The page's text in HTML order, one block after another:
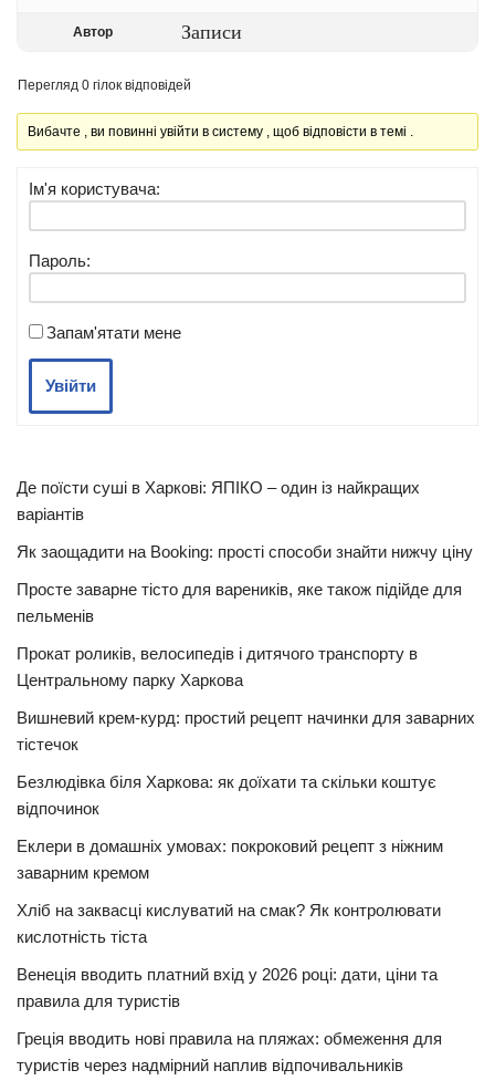
Автор Записи
Перегляд 0 гілок відповідей
Вибачте , ви повинні увійти в систему , щоб відповісти в темі .
Ім'я користувача:
Пароль:
Запам'ятати мене
Увійти
Де поїсти суші в Харкові: ЯПІКО – один із найкращих
варіантів
Як заощадити на Booking: прості способи знайти нижчу ціну
Просте заварне тісто для вареників, яке також підійде для
пельменів
Прокат роликів, велосипедів і дитячого транспорту в
Центральному парку Харкова
Вишневий крем-курд: простий рецепт начинки для заварних
тістечок
Безлюдівка біля Харкова: як доїхати та скільки коштує
відпочинок
Еклери в домашніх умовах: покроковий рецепт з ніжним
заварним кремом
Хліб на заквасці кислуватий на смак? Як контролювати
кислотність тіста
Венеція вводить платний вхід у 2026 році: дати, ціни та
правила для туристів
Греція вводить нові правила на пляжах: обмеження для
туристів через надмірний наплив відпочивальників